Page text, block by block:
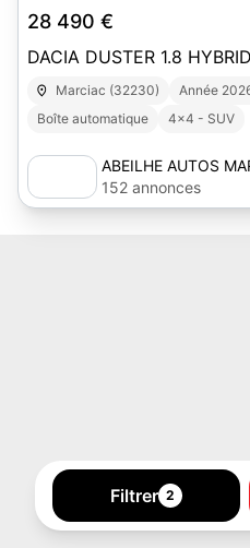
28 490 €
DACIA DUSTER 1.8
Marciac (32230) Année
Boîte automatique
4x4 - SUV
ABEILHE AUTOS
152 annonces
Filtrer 2